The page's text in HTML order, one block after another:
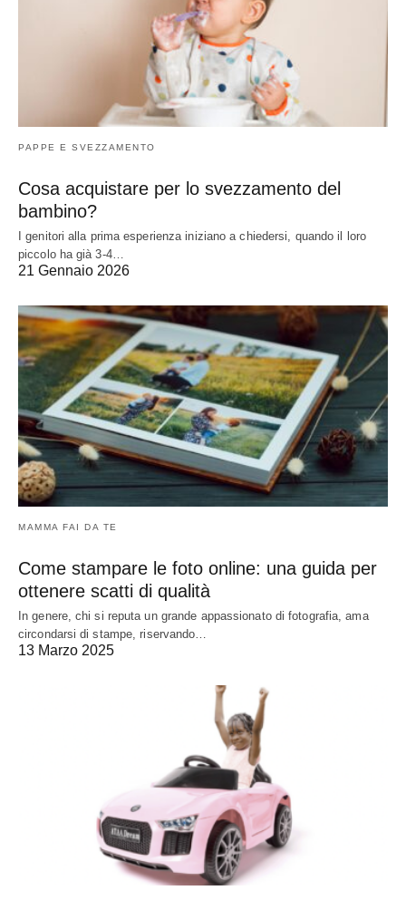
PAPPE E SVEZZAMENTO
Cosa acquistare per lo svezzamento del
bambino?
I genitori alla prima esperienza iniziano a chiedersi, quando il loro
piccolo ha già 3-4…
21 Gennaio 2026
MAMMA FAI DA TE
Come stampare le foto online: una guida per
ottenere scatti di qualità
In genere, chi si reputa un grande appassionato di fotografia, ama
circondarsi di stampe, riservando…
13 Marzo 2025